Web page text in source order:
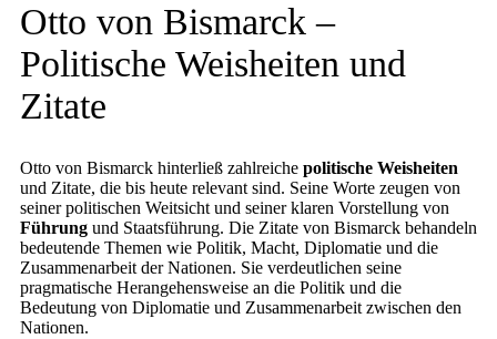
Otto von Bismarck –
Politische Weisheiten und
Zitate
Otto von Bismarck hinterließ zahlreiche politische Weisheiten
und Zitate, die bis heute relevant sind. Seine Worte zeugen von
seiner politischen Weitsicht und seiner klaren Vorstellung von
Führung und Staatsführung. Die Zitate von Bismarck behandeln
bedeutende Themen wie Politik, Macht, Diplomatie und die
Zusammenarbeit der Nationen. Sie verdeutlichen seine
pragmatische Herangehensweise an die Politik und die
Bedeutung von Diplomatie und Zusammenarbeit zwischen den
Nationen.